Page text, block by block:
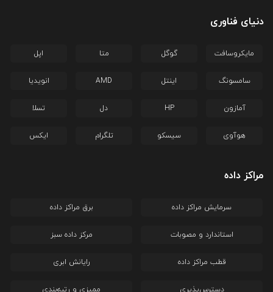
دنیای فناوری
مایکروسافت گوگل متا اپل
سامسونگ اینتل AMD انویدیا
آمازون HP دل تسلا
هوآوی سیسکو تلگرام ایکس
مراکز داده
سرمایش مراکز داده برق مراکز داده
استاندارد و مصوبات مرکز داده سبز
قطب مراکز داده رایانش ابری
دسترس‌پذیری ممیزی و رتبه‌بندی